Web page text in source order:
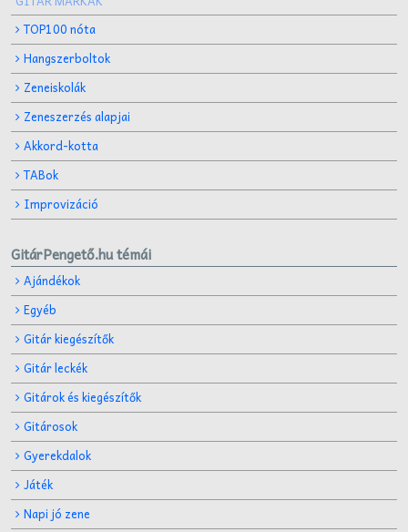
TOP100 nóta
Hangszerboltok
Zeneiskolák
Zeneszerzés alapjai
Akkord-kotta
TABok
Improvizáció
GitárPengető.hu témái
Ajándékok
Egyéb
Gitár kiegészítők
Gitár leckék
Gitárok és kiegészítők
Gitárosok
Gyerekdalok
Játék
Napi jó zene